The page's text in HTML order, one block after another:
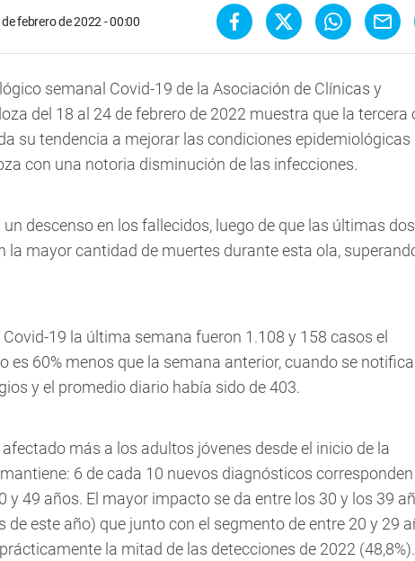
febrero de 2022 - 00:00
semanal Covid-19 de la Asociación de Clínicas y
del 18 al 24 de febrero de 2022 muestra que la tercera
su tendencia a mejorar las condiciones epidemiológicas
con una notoria disminución de las infecciones.
descenso en los fallecidos, luego de que las últimas dos
la mayor cantidad de muertes durante esta ola,
19 la última semana fueron 1.108 y 158 casos el
es 60% menos que la semana anterior, cuando se
y el promedio diario había sido de 403.
más a los adultos jóvenes desde el inicio de la
6 de cada 10 nuevos diagnósticos
y 49 años. El mayor impacto se da entre los 30 y los 39
de este año) que junto con el segmento de entre 20 y 29
la mitad de las detecciones de 2022 (48,8%).